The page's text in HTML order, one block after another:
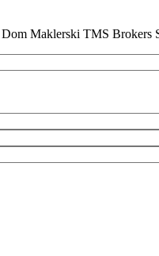
Maklerski TMS Brokers